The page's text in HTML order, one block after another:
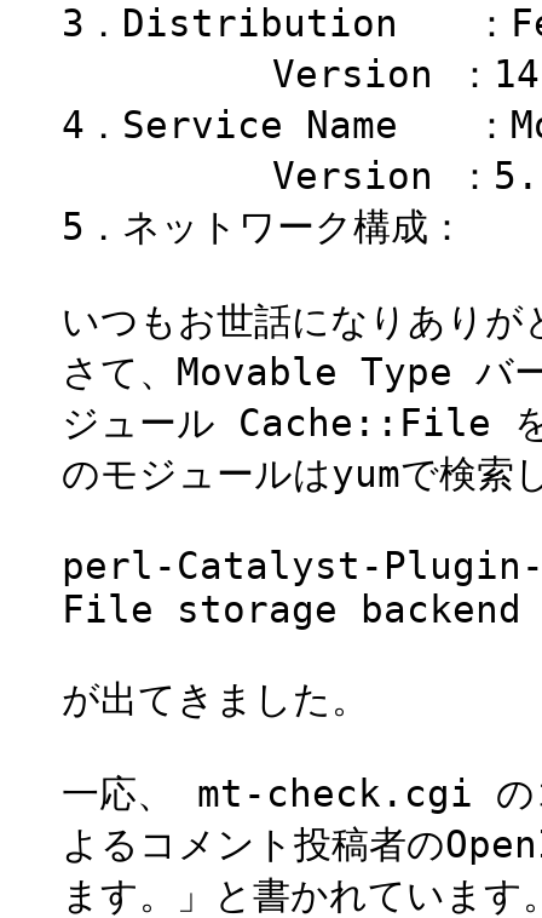
3．Distribution ：
Version ：14
4．Service Name ：
Version ：
5．ネットワーク構成：
いつもお世話になりありが
さて、Movable Type バ
ジュール Cache::File を
のモジュールはyumで検索
perl-Catalyst-
File storage
が出てきました。
一応、 mt-check.cgi の
よるコメント投稿者の
ます。」と書かれていま